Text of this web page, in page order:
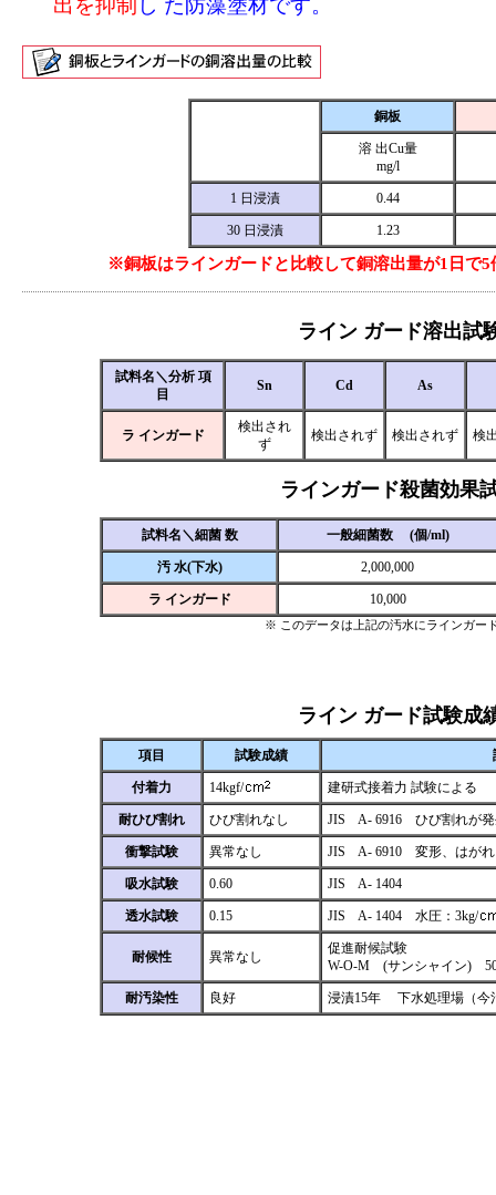
出を抑制 し た防藻塗材です。
銅板
溶 出Cu量
mg/l
1 日浸漬 0.44
30 日浸漬 1.23
※銅板はラインガードと比較して銅溶出量が1日で5
ライン ガード溶出試
試料名＼分析 項
目
Sn Cd As
ラ インガード
検出され
ず
検出されず 検出されず 検
ラインガード殺菌効果
試料名＼細菌 数 一般細菌数 (個/ml)
汚 水(下水) 2,000,000
ラ インガード 10,000
※ このデータは上記の汚水にラインガー
ライン ガード試験成
項目 試験成績
付着力 14kgf/ 建研式接着力 試験による
耐ひび割れ ひび割れなし JIS A- 6916 ひび割れが発
衝撃試験 異常なし JIS A- 6910 変形、はがれ
吸水試験 0.60 JIS A- 1404
透水試験 0.15 JIS A- 1404 水圧：3kg/
耐候性 異常なし
促進耐候試験
W-O-M (サンシャイン)
耐汚染性 良好 浸漬15年 下水処理場（今